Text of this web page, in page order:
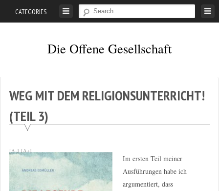
CATEGORIES
Die Offene Gesellschaft
WEG MIT DEM RELIGIONSUNTERRICHT!
(TEIL 3)
[A-] [A+]
Im ersten Teil meiner
Ausführungen habe ich
argumentiert, dass